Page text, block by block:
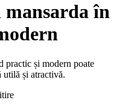
mansarda în
practic și modern poate
utilă și atractivă.